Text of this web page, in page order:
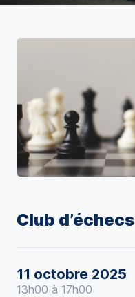
Club d’échecs
11 octobre 2025
13h00 à 17h00